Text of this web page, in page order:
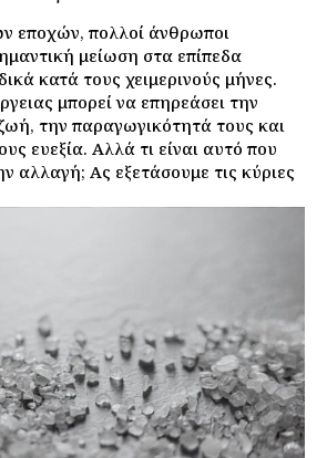
εποχών, πολλοί άνθρωποι
μείωση στα επίπεδα
κατά τους χειμερινούς μήνες.
μπορεί να επηρεάσει την
την παραγωγικότητά τους και
ευεξία. Αλλά τι είναι αυτό που
αλλαγή; Ας εξετάσουμε τις κύριες